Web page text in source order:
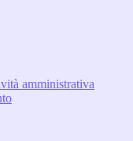
amministrativa